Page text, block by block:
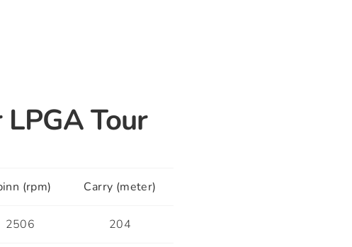
Tour
(rpm) Carry (meter)
2506 204